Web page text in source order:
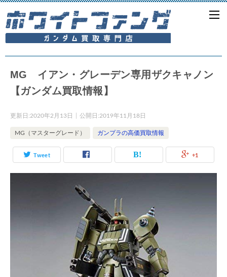
MG イアン・グレーデン専用ザクキャノン
【ガンダム買取情報】
更新日:2020年2月13日 公開日:2019年11月18日
MG（マスターグレード） ガンプラの高価買取情報
Tweet +1